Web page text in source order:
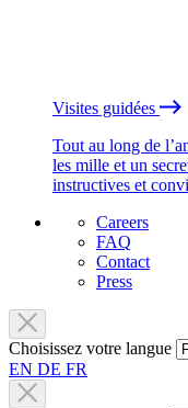
Visites guidées
Tout au long de
les mille et un
instructives et
Careers
FAQ
Contact
Press
Choisissez votre langue
EN DE FR